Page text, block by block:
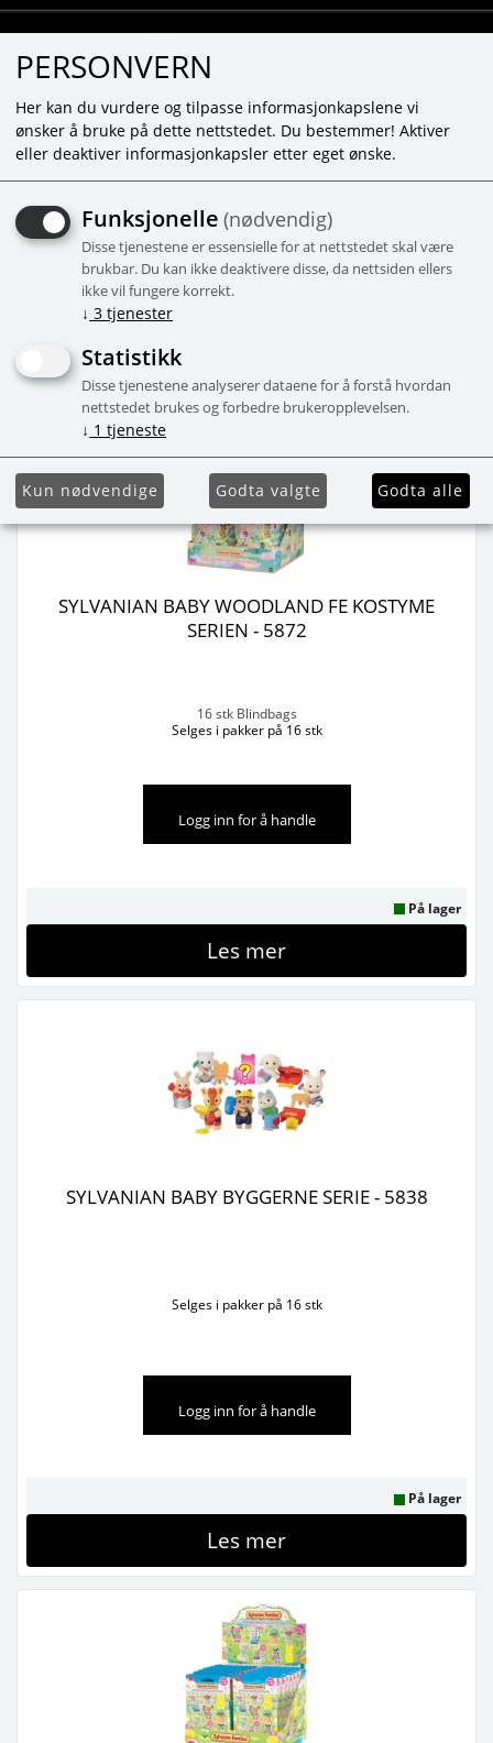
Viser 213 produkter
Vis produkter
på lager
SYLVANIAN BABY WOODLAND FE KOSTYME
SERIEN - 5872
16 stk Blindbags
Selges i pakker på 16 stk
Logg inn for å handle
På lager
Les mer
SYLVANIAN BABY BYGGERNE SERIE - 5838
Selges i pakker på 16 stk
Logg inn for å handle
På lager
Les mer
PERSONVERN
Her kan du vurdere og tilpasse informasjonkapslene vi
ønsker å bruke på dette nettstedet. Du bestemmer! Aktiver
eller deaktiver informasjonkapsler etter eget ønske.
Funksjonelle (nødvendig)
Disse tjenestene er essensielle for at nettstedet skal være
brukbar. Du kan ikke deaktivere disse, da nettsiden ellers
ikke vil fungere korrekt.
↓ 3 tjenester
Statistikk
Disse tjenestene analyserer dataene for å forstå hvordan
nettstedet brukes og forbedre brukeropplevelsen.
↓ 1 tjeneste
Kun nødvendige Godta valgte Godta alle